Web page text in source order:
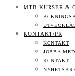
MTB-KURSER &
KONTAKT/PR
KONTAKT
JOBBA
KONTAKT